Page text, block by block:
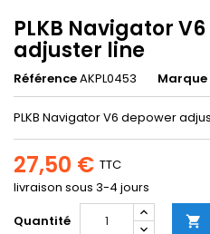
PLKB Navigator
adjuster line
RéférenceAKPL0453 Marque
PLKB Navigator V6 depower
27,50 € TTC
livraison sous 3-4 jours
Quantité
